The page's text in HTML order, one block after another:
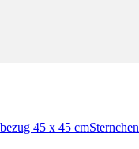
45 x 45 cmSternchen